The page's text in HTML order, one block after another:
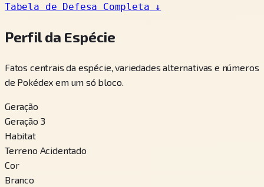
Tabela de Defesa Completa ↓
Perfil da Espécie
Fatos centrais da espécie, variedades alternativas e números
de Pokédex em um só bloco.
Geração
Geração 3
Habitat
Terreno Acidentado
Cor
Branco